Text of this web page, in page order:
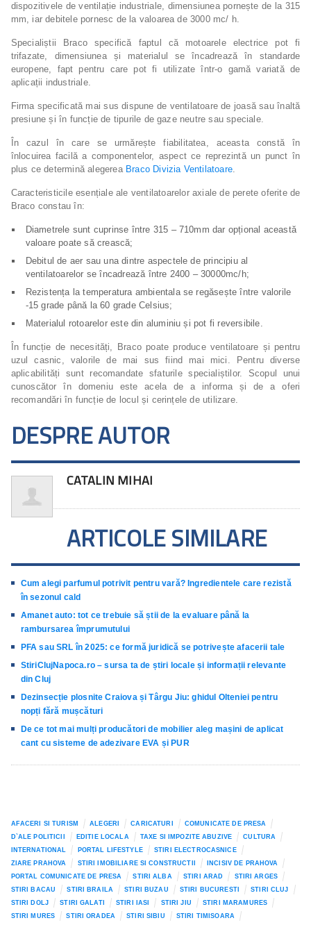
dispozitivele de ventilație industriale, dimensiunea pornește de la 315
mm, iar debitele pornesc de la valoarea de 3000 mc/ h.
Specialiștii Braco specifică faptul că motoarele electrice pot fi
trifazate, dimensiunea și materialul se încadrează în standarde
europene, fapt pentru care pot fi utilizate într-o gamă variată de
aplicații industriale.
Firma specificată mai sus dispune de ventilatoare de joasă sau înaltă
presiune și în funcție de tipurile de gaze neutre sau speciale.
În cazul în care se urmărește fiabilitatea, aceasta constă în
înlocuirea facilă a componentelor, aspect ce reprezintă un punct în
plus ce determină alegerea Braco Divizia Ventilatoare.
Caracteristicile esențiale ale ventilatoarelor axiale de perete oferite de
Braco constau în:
Diametrele sunt cuprinse între 315 – 710mm dar opțional această
valoare poate să crească;
Debitul de aer sau una dintre aspectele de principiu al
ventilatoarelor se încadrează între 2400 – 30000mc/h;
Rezistența la temperatura ambientala se regăsește între valorile
-15 grade până la 60 grade Celsius;
Materialul rotoarelor este din aluminiu și pot fi reversibile.
În funcție de necesități, Braco poate produce ventilatoare și pentru
uzul casnic, valorile de mai sus fiind mai mici. Pentru diverse
aplicabilități sunt recomandate sfaturile specialiștilor. Scopul unui
cunoscător în domeniu este acela de a informa și de a oferi
recomandări în funcție de locul și cerințele de utilizare.
DESPRE AUTOR
CATALIN MIHAI
ARTICOLE SIMILARE
Cum alegi parfumul potrivit pentru vară? Ingredientele care rezistă
în sezonul cald
Amanet auto: tot ce trebuie să știi de la evaluare până la
rambursarea împrumutului
PFA sau SRL în 2025: ce formă juridică se potrivește afacerii tale
StiriClujNapoca.ro – sursa ta de știri locale și informații relevante
din Cluj
Dezinsecție plosnite Craiova și Târgu Jiu: ghidul Olteniei pentru
nopți fără mușcături
De ce tot mai mulți producători de mobilier aleg mașini de aplicat
cant cu sisteme de adezivare EVA și PUR
AFACERI SI TURISM ALEGERI CARICATURI
COMUNICATE DE PRESA
D`ALE POLITICII
EDITIE LOCALA TAXE SI IMPOZITE ABUZIVE
CULTURA
INTERNATIONAL
PORTAL LIFESTYLE
STIRI ELECTROCASNICE
ZIARE PRAHOVA
STIRI IMOBILIARE SI CONSTRUCTII
INCISIV DE PRAHOVA
PORTAL COMUNICATE DE PRESA
STIRI ALBA STIRI ARAD
STIRI ARGES
STIRI BACAU
STIRI BRAILA STIRI BUZAU STIRI BUCURESTI
STIRI CLUJ
STIRI DOLJ
STIRI GALATI STIRI IASI STIRI JIU
STIRI MARAMURES
STIRI MURES
STIRI ORADEA STIRI SIBIU STIRI TIMISOARA